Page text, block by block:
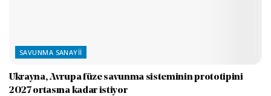
SAVUNMA SANAYII
Ukrayna, Avrupa füze savunma sisteminin prototipini
2027 ortasına kadar istiyor